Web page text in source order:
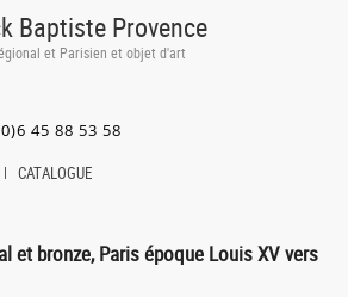
Baptiste Provence
et Parisien et objet d'art
45 88 53 58
CATALOGUE
et bronze, Paris époque Louis XV vers